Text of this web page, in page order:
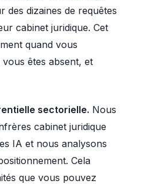
des dizaines de requêtes
cabinet juridique. Cet
quand vous
êtes absent, et
sectorielle. Nous
cabinet juridique
IA et nous analysons
Cela
que vous pouvez